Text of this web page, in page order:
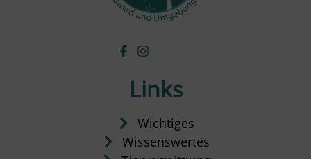
Links
Wichtiges
Wissenswertes